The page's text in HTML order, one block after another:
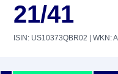
21/41
ISIN: US10373QBR02 | WKN: